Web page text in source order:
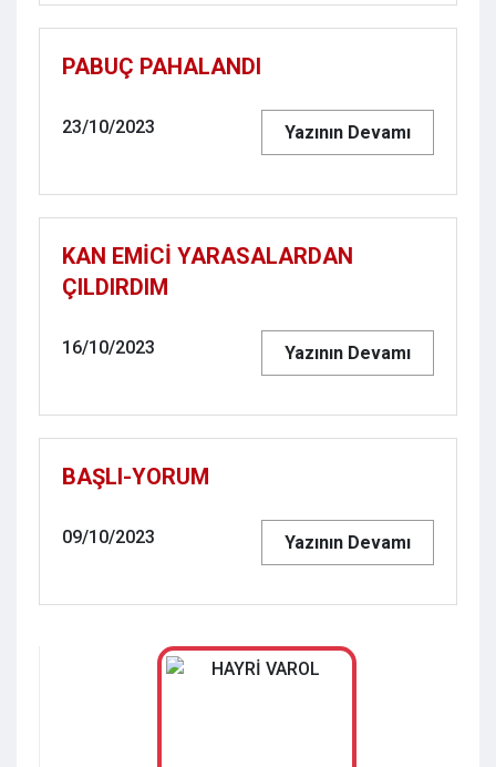
PABUÇ PAHALANDI
23/10/2023 Yazının Devamı
KAN EMİCİ YARASALARDAN
ÇILDIRDIM
16/10/2023 Yazının Devamı
BAŞLI-YORUM
09/10/2023 Yazının Devamı